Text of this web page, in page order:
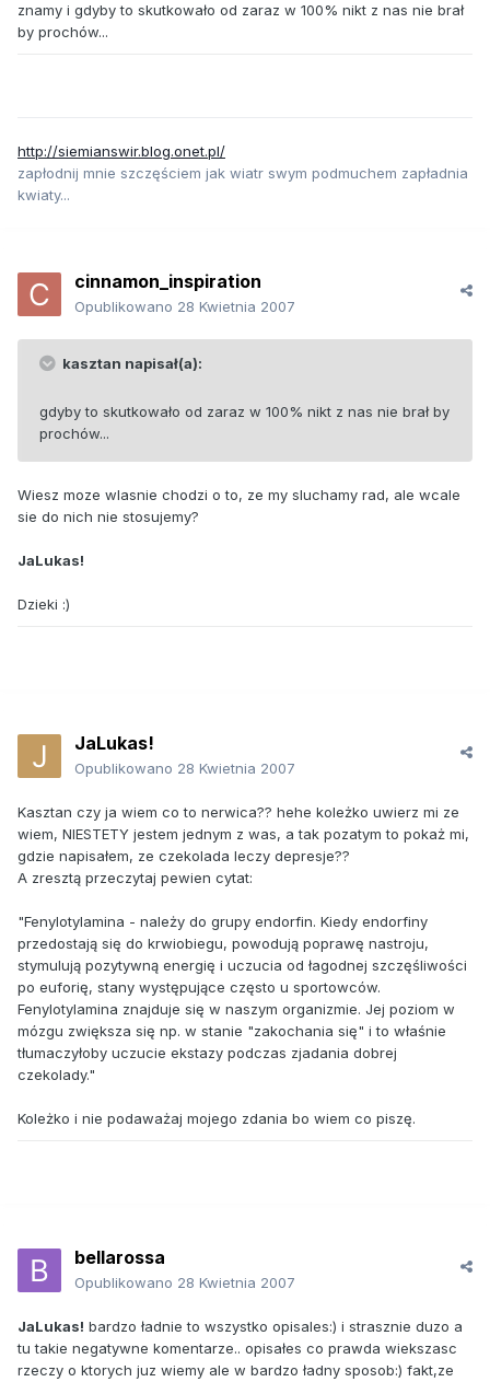
znamy i gdyby to skutkowało od zaraz w 100% nikt z nas nie brał
by prochów...
http://siemianswir.blog.onet.pl/
zapłodnij mnie szczęściem jak wiatr swym podmuchem zapładnia
kwiaty...
cinnamon_inspiration
Opublikowano 28 Kwietnia 2007
kasztan napisał(a):
gdyby to skutkowało od zaraz w 100% nikt z nas nie brał by
prochów...
Wiesz moze wlasnie chodzi o to, ze my sluchamy rad, ale wcale
sie do nich nie stosujemy?
JaLukas!
Dzieki :)
JaLukas!
Opublikowano 28 Kwietnia 2007
Kasztan czy ja wiem co to nerwica?? hehe koleżko uwierz mi ze
wiem, NIESTETY jestem jednym z was, a tak pozatym to pokaż mi,
gdzie napisałem, ze czekolada leczy depresje??
A zresztą przeczytaj pewien cytat:
"Fenylotylamina - należy do grupy endorfin. Kiedy endorfiny
przedostają się do krwiobiegu, powodują poprawę nastroju,
stymulują pozytywną energię i uczucia od łagodnej szczęśliwości
po euforię, stany występujące często u sportowców.
Fenylotylamina znajduje się w naszym organizmie. Jej poziom w
mózgu zwiększa się np. w stanie "zakochania się" i to właśnie
tłumaczyłoby uczucie ekstazy podczas zjadania dobrej
czekolady."
Koleżko i nie podaważaj mojego zdania bo wiem co piszę.
bellarossa
Opublikowano 28 Kwietnia 2007
JaLukas! bardzo ładnie to wszystko opisales:) i strasznie duzo a
tu takie negatywne komentarze.. opisałes co prawda wiekszasc
rzeczy o ktorych juz wiemy ale w bardzo ładny sposob:) fakt,ze